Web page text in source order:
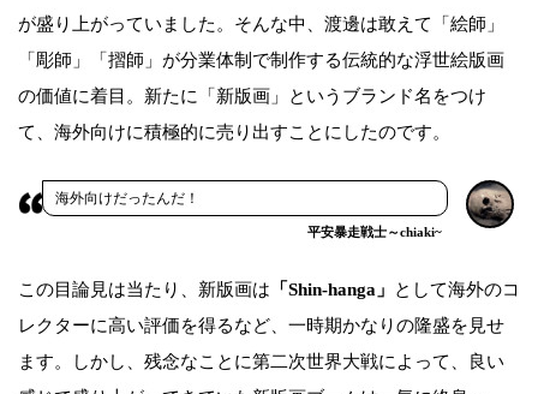
が盛り上がっていました。そんな中、渡邊は敢えて「絵師」
「彫師」「摺師」が分業体制で制作する伝統的な浮世絵版画
の価値に着目。新たに「新版画」というブランド名をつけ
て、海外向けに積極的に売り出すことにしたのです。
海外向けだったんだ！
平安暴走戦士～chiaki~
この目論見は当たり、新版画は 「Shin-hanga」
として海外のコ
レクターに高い評価を得るなど、一時期かなりの隆盛を見せ
ます。しかし、残念なことに第二次世界大戦によって、良い